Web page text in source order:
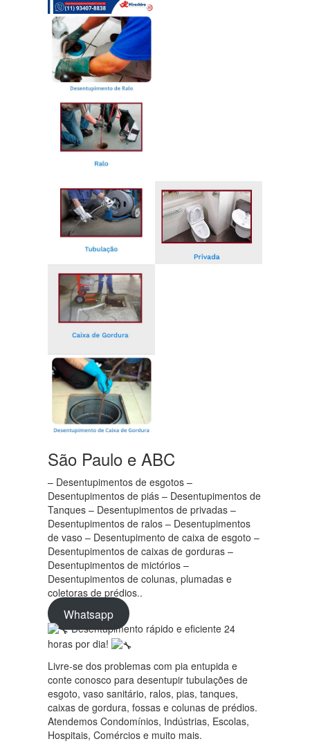
São Paulo e ABC
– Desentupimentos de esgotos –
Desentupimentos de piás – Desentupimentos de
Tanques – Desentupimentos de privadas –
Desentupimentos de ralos – Desentupimentos
de vaso – Desentupimento de caixa de esgoto –
Desentupimentos de caixas de gorduras –
Desentupimentos de mictórios –
Desentupimentos de colunas, plumadas e
coletoras de prédios..
Whatsapp
Desentupimento rápido e eficiente 24
horas por dia!
Livre-se dos problemas com pia entupida e
conte conosco para desentupir tubulações de
esgoto, vaso sanitário, ralos, pias, tanques,
caixas de gordura, fossas e colunas de prédios.
Atendemos Condomínios, Indústrias, Escolas,
Hospitais, Comércios e muito mais.